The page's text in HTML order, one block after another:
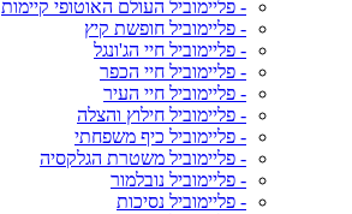
- פליימוביל העולם האוטופי קיימות
- פליימוביל חופשת קיץ
- פליימוביל חיי הג'ונגל
- פליימוביל חיי הכפר
- פליימוביל חיי העיר
- פליימוביל חילוץ והצלה
- פליימוביל כיף משפחתי
- פליימוביל משטרת הגלקסיה
- פליימוביל נובלמור
- פליימוביל נסיכות